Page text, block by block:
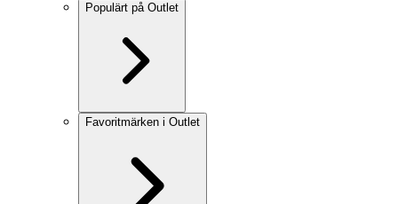
Populärt på Outlet
Favoritmärken i Outlet